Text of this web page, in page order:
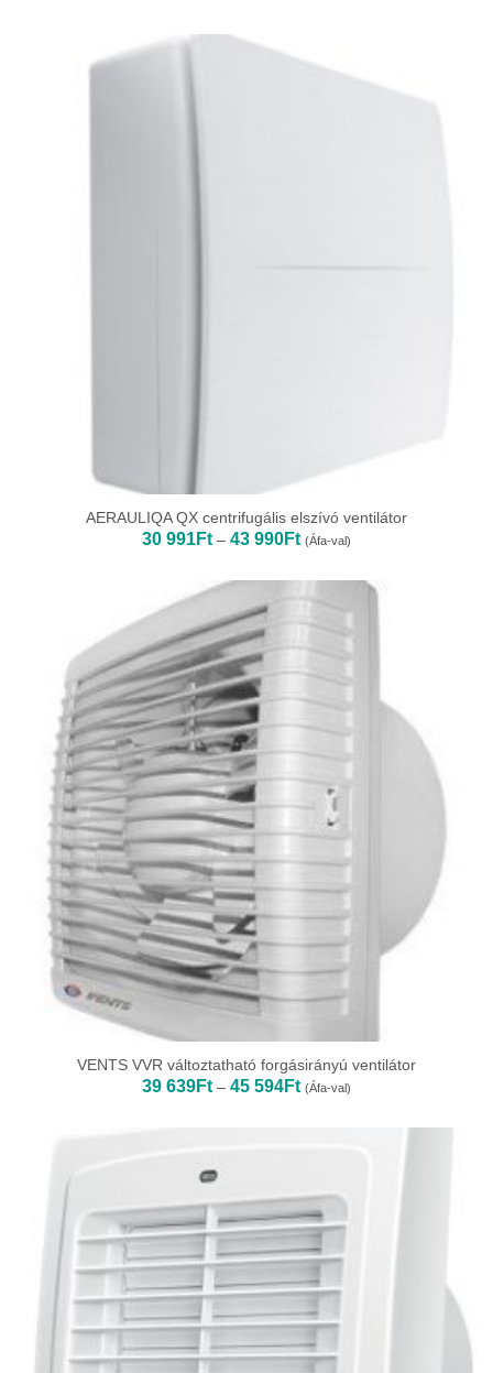
AERAULIQA QX centrifugális elszívó ventilátor
30 991Ft – 43 990FtÁrtartomány:
30
-
(Áfa-val)
VENTS VVR változtatható forgásirányú ventilátor
39 639Ft – 45 594FtÁrtartomány:
39
(Áfa-val)